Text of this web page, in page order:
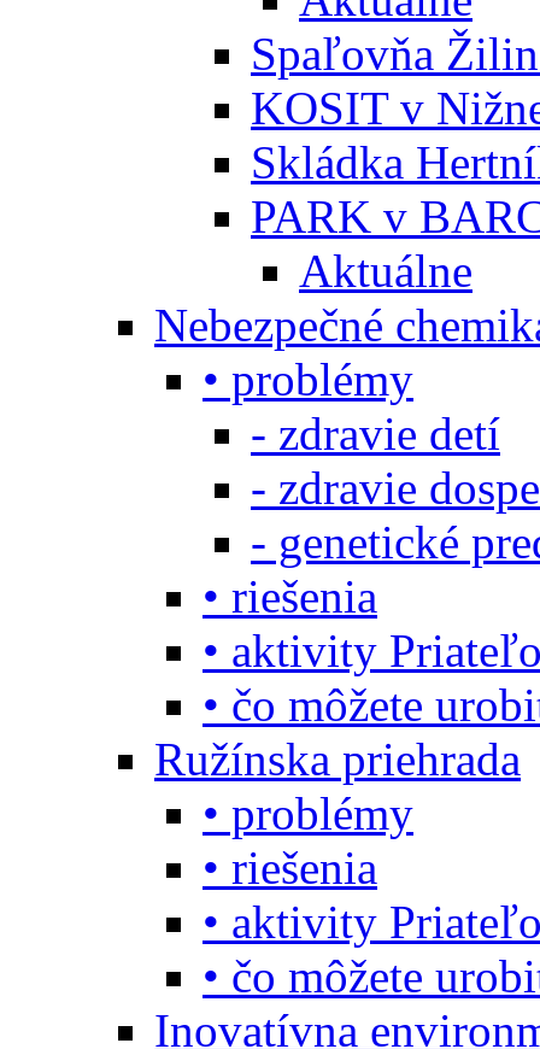
Spaľovňa
KOSIT v
Skládka
PARK v
Aktuálne
Nebezpečné
• problémy
- zdravie detí
- zdravie
- genetické
• riešenia
• aktivity
• čo môžete
Ružínska priehrada
• problémy
• riešenia
• aktivity
• čo môžete
Inovatívna